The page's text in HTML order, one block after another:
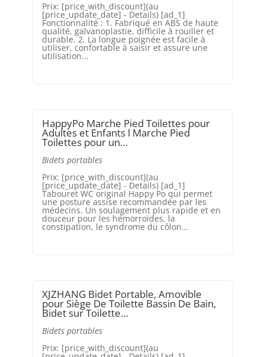
Prix: [price_with_discount](au
[price_update_date] - Details) [ad_1]
Fonctionnalité : 1. Fabriqué en ABS de haute
qualité, galvanoplastie, difficile à rouiller et
durable. 2. La longue poignée est facile à
utiliser, confortable à saisir et assure une
utilisation...
HappyPo Marche Pied Toilettes pour
Adultes et Enfants l Marche Pied
Toilettes pour un…
Bidets portables
Prix: [price_with_discount](au
[price_update_date] - Details) [ad_1]
Tabouret WC original Happy Po qui permet
une posture assise recommandée par les
médecins. Un soulagement plus rapide et en
douceur pour les hémorroïdes, la
constipation, le syndrome du côlon...
XJZHANG Bidet Portable, Amovible
pour Siège De Toilette Bassin De Bain,
Bidet sur Toilette…
Bidets portables
Prix: [price_with_discount](au